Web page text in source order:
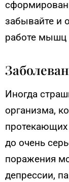
забывайте и
работе мышц
Иногда
организма,
протекающих
до очень
поражения
депрессии,